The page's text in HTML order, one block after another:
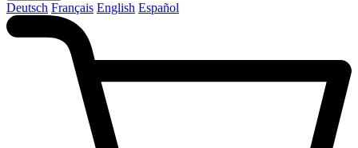
Deutsch Français English Español